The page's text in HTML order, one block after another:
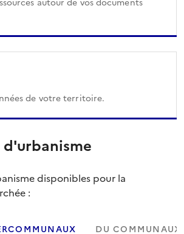
de votre territoire.
disponibles pour la
:
DU COMMUNAUX